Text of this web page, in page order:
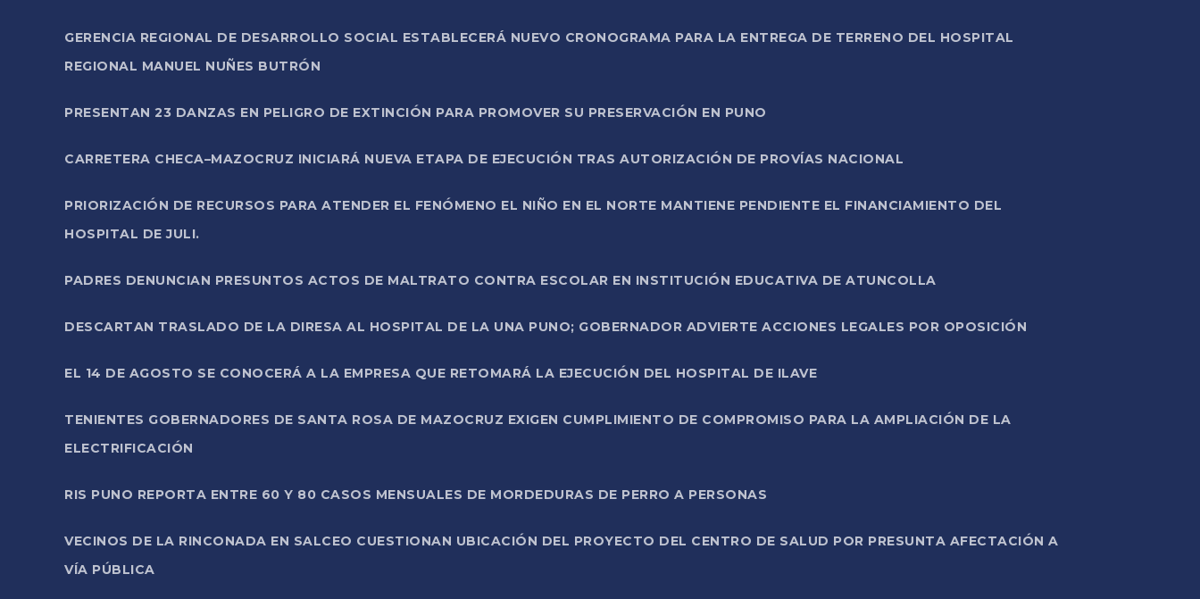
GERENCIA REGIONAL DE DESARROLLO SOCIAL ESTABLECERÁ NUEVO CRONOGRAMA PARA LA ENTREGA DE TERRENO DEL HOSPITAL
REGIONAL MANUEL NUÑES BUTRÓN
PRESENTAN 23 DANZAS EN PELIGRO DE EXTINCIÓN PARA PROMOVER SU PRESERVACIÓN EN PUNO
CARRETERA CHECA–MAZOCRUZ INICIARÁ NUEVA ETAPA DE EJECUCIÓN TRAS AUTORIZACIÓN DE PROVÍAS NACIONAL
PRIORIZACIÓN DE RECURSOS PARA ATENDER EL FENÓMENO EL NIÑO EN EL NORTE MANTIENE PENDIENTE EL FINANCIAMIENTO DEL
HOSPITAL DE JULI.
PADRES DENUNCIAN PRESUNTOS ACTOS DE MALTRATO CONTRA ESCOLAR EN INSTITUCIÓN EDUCATIVA DE ATUNCOLLA
DESCARTAN TRASLADO DE LA DIRESA AL HOSPITAL DE LA UNA PUNO; GOBERNADOR ADVIERTE ACCIONES LEGALES POR OPOSICIÓN
EL 14 DE AGOSTO SE CONOCERÁ A LA EMPRESA QUE RETOMARÁ LA EJECUCIÓN DEL HOSPITAL DE ILAVE
TENIENTES GOBERNADORES DE SANTA ROSA DE MAZOCRUZ EXIGEN CUMPLIMIENTO DE COMPROMISO PARA LA AMPLIACIÓN DE LA
ELECTRIFICACIÓN
RIS PUNO REPORTA ENTRE 60 Y 80 CASOS MENSUALES DE MORDEDURAS DE PERRO A PERSONAS
VECINOS DE LA RINCONADA EN SALCEO CUESTIONAN UBICACIÓN DEL PROYECTO DEL CENTRO DE SALUD POR PRESUNTA AFECTACIÓN A
VÍA PÚBLICA